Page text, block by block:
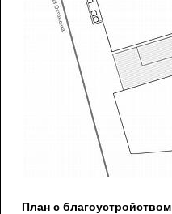
План с благоустройством